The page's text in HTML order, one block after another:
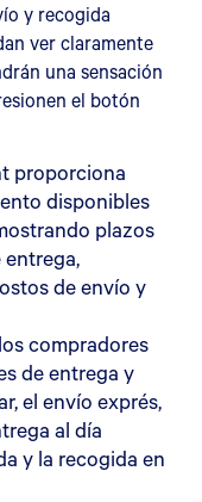
y recogida
ver claramente
una sensación
el botón
proporciona
disponibles
plazos
de envío y
compradores
de entrega y
el envío exprés,
al día
y la recogida en